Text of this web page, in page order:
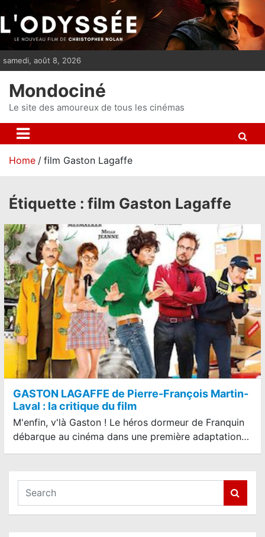
i
p
n
t
samedi, août 8, 2026
Mondociné
Le site des amoureux de tous les cinémas
Home film Gaston Lagaffe
Étiquette : film Gaston Lagaffe
GASTON LAGAFFE de Pierre-François Martin-
Laval : la critique du film
M'enfin, v'là Gaston ! Le héros dormeur de Franquin
débarque au cinéma dans une première adaptation…
a